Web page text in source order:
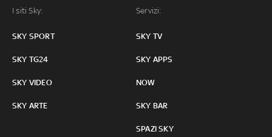
I siti Sky:
SKY SPORT
SKY TG24
SKY VIDEO
SKY ARTE
Servizi:
SKY TV
SKY APPS
NOW
SKY BAR
SPAZI SKY